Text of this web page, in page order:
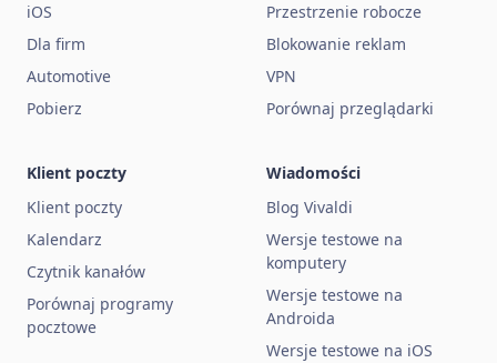
iOS
Dla firm
Automotive
Pobierz
Przestrzenie robocze
Blokowanie reklam
VPN
Porównaj przeglądarki
Klient poczty
Klient poczty
Kalendarz
Czytnik kanałów
Porównaj programy
pocztowe
Wiadomości
Blog Vivaldi
Wersje testowe na
komputery
Wersje testowe na
Androida
Wersje testowe na iOS